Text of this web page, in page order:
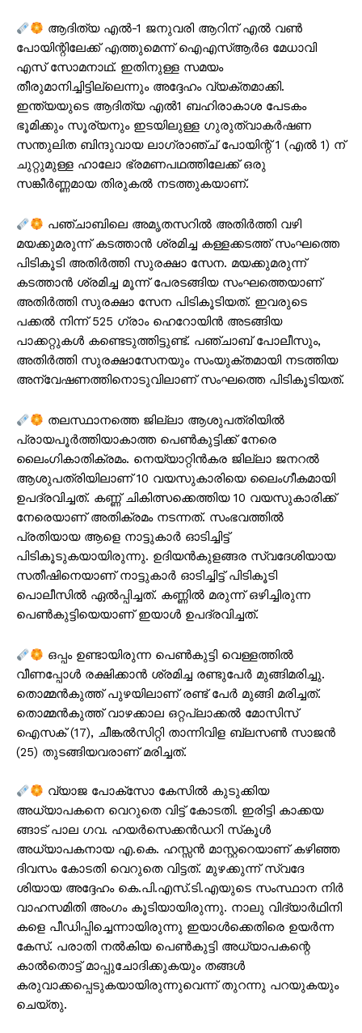
PALA VISION
ആദിത്യ എൽ-1 ജനുവരി ആറിന് എൽ വൺ
പോയിന്റിലേക്ക് എത്തുമെന്ന് ഐഎസ്ആർഒ മേധാവി
എസ് സോമനാഥ്. ഇതിനുള്ള സമയം
തീരുമാനിച്ചിട്ടില്ലെന്നും അദ്ദേഹം വ്യക്തമാക്കി.
ഇന്ത്യയുടെ ആദിത്യ എൽ1 ബഹിരാകാശ പേടകം
ഭൂമിക്കും സൂര്യനും ഇടയിലുള്ള ഗുരുത്വാകർഷണ
സന്തുലിത ബിന്ദുവായ ലാഗ്രാഞ്ച് പോയിന്റ് 1 (എൽ 1) ന്
ചുറ്റുമുള്ള ഹാലോ ഭ്രമണപഥത്തിലേക്ക് ഒരു
സങ്കീർണ്ണമായ തിരുകൽ നടത്തുകയാണ്.
പഞ്ചാബിലെ അമൃതസറിൽ അതിർത്തി വഴി
മയക്കുമരുന്ന് കടത്താൻ ശ്രമിച്ച കള്ളക്കടത്ത് സംഘത്തെ
പിടികൂടി അതിർത്തി സുരക്ഷാ സേന. മയക്കുമരുന്ന്
കടത്താൻ ശ്രമിച്ച മൂന്ന് പേരടങ്ങിയ സംഘത്തെയാണ്
അതിർത്തി സുരക്ഷാ സേന പിടികൂടിയത്. ഇവരുടെ
പക്കൽ നിന്ന് 525 ഗ്രാം ഹെറോയിൻ അടങ്ങിയ
പാക്കറ്റുകൾ കണ്ടെടുത്തിട്ടുണ്ട്. പഞ്ചാബ് പോലീസും,
അതിർത്തി സുരക്ഷാസേനയും സംയുക്തമായി നടത്തിയ
അന്വേഷണത്തിനൊടുവിലാണ് സംഘത്തെ പിടികൂടിയത്.
തലസ്ഥാനത്തെ ജില്ലാ ആശുപത്രിയിൽ
പ്രായപൂർത്തിയാകാത്ത പെൺകുട്ടിക്ക് നേരെ
ലൈംഗികാതിക്രമം. നെയ്യാറ്റിൻകര ജില്ലാ ജനറൽ
ആശുപത്രിയിലാണ് 10 വയസുകാരിയെ ലൈംഗീകമായി
ഉപദ്രവിച്ചത്. കണ്ണ് ചികിത്സക്കെത്തിയ 10 വയസുകാരിക്ക്
നേരെയാണ് അതിക്രമം നടന്നത്. സംഭവത്തിൽ
പ്രതിയായ ആളെ നാട്ടുകാർ‌ ഓടിച്ചിട്ട്
പിടികൂടുകയായിരുന്നു. ഉദിയൻകുളങ്ങര സ്വദേശിയായ
സതീഷിനെയാണ് നാട്ടുകാർ ഓടിച്ചിട്ട് പിടികൂടി
പൊലീസിൽ ഏൽപ്പിച്ചത്. കണ്ണിൽ മരുന്ന് ഒഴിച്ചിരുന്ന
പെൺകുട്ടിയെയാണ് ഇയാള്‍ ഉപദ്രവിച്ചത്.
ഒപ്പം ഉണ്ടായിരുന്ന പെൺകുട്ടി വെള്ളത്തിൽ
വീണപ്പോൾ രക്ഷിക്കാൻ ശ്രമിച്ച രണ്ടുപേർ മുങ്ങിമരിച്ചു.
തൊമ്മൻകുത്ത് പുഴയിലാണ് രണ്ട് പേർ മുങ്ങി മരിച്ചത്.
തൊമ്മൻകുത്ത് വാഴക്കാല ഒറ്റപ്ലാക്കൽ മോസിസ്
ഐസക് (17), ചീങ്കൽസിറ്റി താന്നിവിള ബ്ലസൺ സാജൻ
(25) തുടങ്ങിയവരാണ് മരിച്ചത്.
വ്യാജ പോക്സോ കേസിൽ കുടുക്കിയ
അധ്യാപകനെ വെറുതെ വിട്ട് കോടതി. ഇരിട്ടി കാ​ക്ക​യ​
ങ്ങാ​ട് പാ​ല ഗ​വ. ഹ​യ​ര്‍സെ​ക്ക​ന്‍ഡ​റി സ്‌​കൂ​ള്‍
അധ്യാപകനായ എ.​കെ. ഹസ്സ​ൻ മാസ്റ്ററെയാണ് കഴിഞ്ഞ
ദിവസം കോടതി വെറുതെ വിട്ടത്. മു​ഴ​ക്കു​ന്ന് സ്വ​ദേ​
ശിയായ അദ്ദേഹം കെ.​പി.​എ​സ്.​ടി.​എയുടെ സം​സ്ഥാ​ന നി​ർ​
വാ​ഹ​സ​മി​തി അംഗം കൂടിയായിരുന്നു. നാലു വി​ദ്യാ​ര്‍ഥി​നി​
ക​ളെ പീ​ഡി​പ്പി​ച്ചെന്നായിരുന്നു ഇയാൾക്കെതിരെ ഉയർന്ന
കേസ്. പരാതി നൽകിയ പെൺകുട്ടി അധ്യാപകന്റെ
കാൽതൊട്ട് മാപ്പുചോദിക്കുകയും തങ്ങൾ
കരുവാക്കപ്പെടുകയായിരുന്നു​വെന്ന് തുറന്നു പറയുകയും
ചെയ്തു.